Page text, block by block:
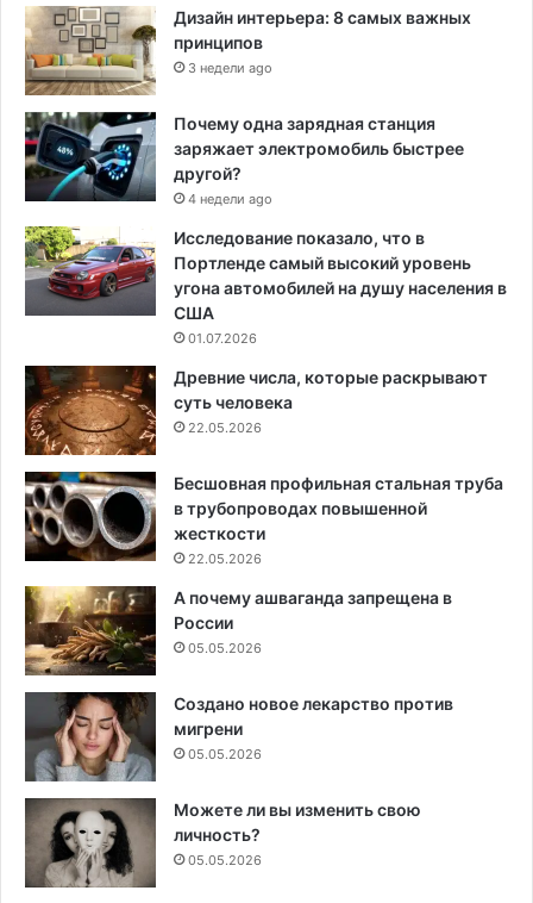
Дизайн интерьера: 8 самых важных
принципов
3 недели ago
Почему одна зарядная станция
заряжает электромобиль быстрее
другой?
4 недели ago
Исследование показало, что в
Портленде самый высокий уровень
угона автомобилей на душу населения в
США
01.07.2026
Древние числа, которые раскрывают
суть человека
22.05.2026
Бесшовная профильная стальная труба
в трубопроводах повышенной
жесткости
22.05.2026
А почему ашваганда запрещена в
России
05.05.2026
Создано новое лекарство против
мигрени
05.05.2026
Можете ли вы изменить свою
личность?
05.05.2026